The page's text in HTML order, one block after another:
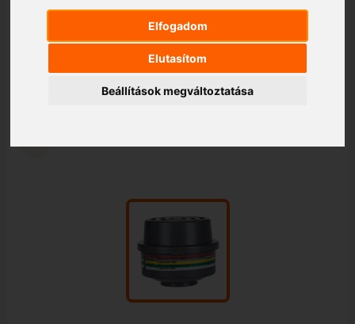
Elfogadom
Elutasítom
Beállítások megváltoztatása